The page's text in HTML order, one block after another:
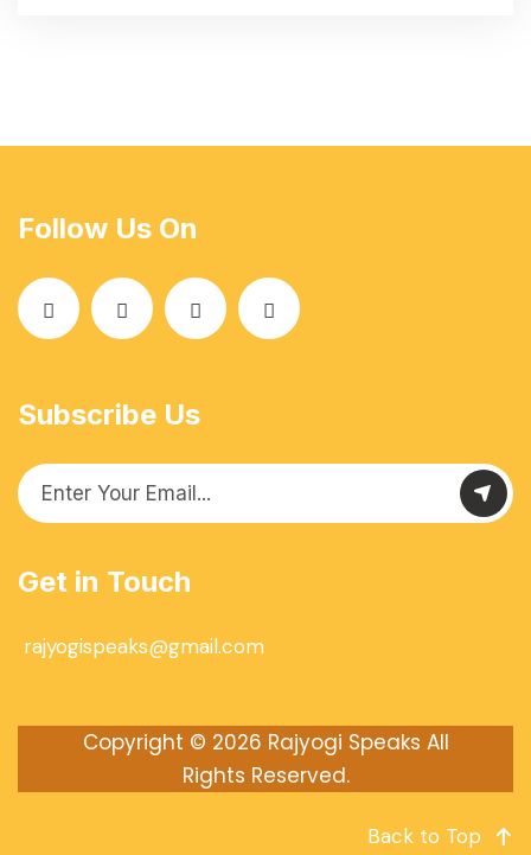
Follow Us On
Subscribe Us
Get in Touch
rajyogispeaks@gmail.com
Copyright © 2026 Rajyogi Speaks All
Rights Reserved.
Back to Top